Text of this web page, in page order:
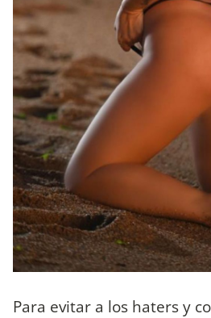
Para evitar a los haters y